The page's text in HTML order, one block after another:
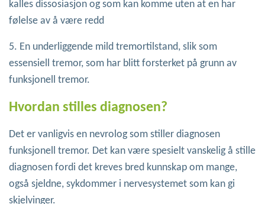
kalles dissosiasjon og som kan komme uten at en har
følelse av å være redd
5. En underliggende mild tremortilstand, slik som
essensiell tremor, som har blitt forsterket på grunn av
funksjonell tremor.
Hvordan stilles diagnosen?
Det er vanligvis en nevrolog som stiller diagnosen
funksjonell tremor. Det kan være spesielt vanskelig å stille
diagnosen fordi det kreves bred kunnskap om mange,
også sjeldne, sykdommer i nervesystemet som kan gi
skjelvinger.